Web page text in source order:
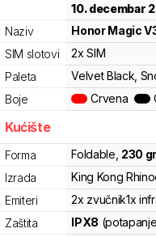
10. decembar
Naziv
HonorMagic
SIM slotovi
2x SIM
Paleta
Velvet Black,
Boje
Crvena
Kućište
Forma Foldable 230
Izrada
King Kong
Emiteri
2x zvučnik1x
Zaštita
IPX8